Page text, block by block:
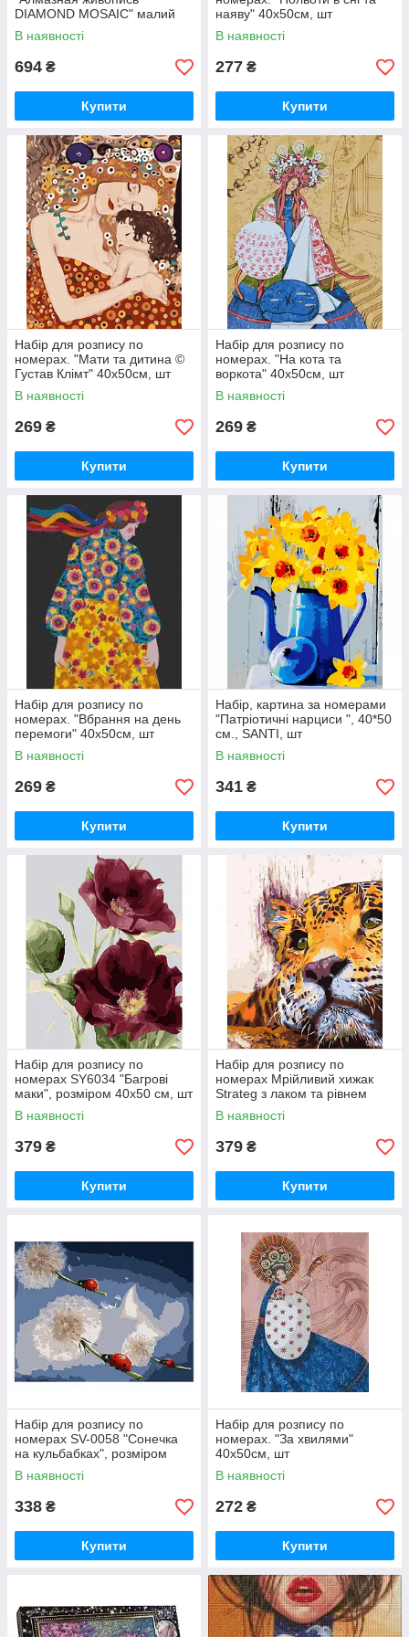
DIAMOND MOSAIC" малий
(10), DM-02-01,02,03,04...10,
шт
В наявності
694 ₴
Купити
наяву" 40х50см, шт
В наявності
277 ₴
Купити
Набір для розпису по
номерах. "Мати та дитина ©
Густав Клімт" 40х50см, шт
В наявності
269 ₴
Купити
Набір для розпису по
номерах. "На кота та
воркота" 40х50см, шт
В наявності
269 ₴
Купити
Набір для розпису по
номерах. "Вбрання на день
перемоги" 40х50см, шт
В наявності
269 ₴
Купити
Набір, картина за номерами
"Патріотичні нарциси ", 40*50
см., SANTI, шт
В наявності
341 ₴
Купити
Набір для розпису по
номерах SY6034 "Багрові
маки", розміром 40х50 см, шт
В наявності
379 ₴
Купити
Набір для розпису по
номерах Мрійливий хижак
Strateg з лаком та рівнем
розміром 40х50 см (VA-
1839), шт
В наявності
379 ₴
Купити
Набір для розпису по
номерах SV-0058 "Сонечка
на кульбабках", розміром
30х40 см, шт
В наявності
338 ₴
Купити
Набір для розпису по
номерах. "За хвилями"
40х50см, шт
В наявності
272 ₴
Купити